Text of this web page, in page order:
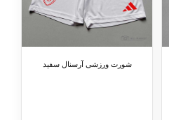
شورت ورزشی آرسنال سفید